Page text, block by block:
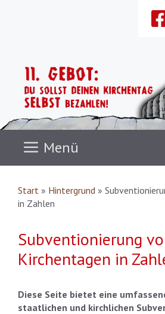
Menü
Start » Hintergrund »
in Zahlen
Subventionierung
Kirchentagen in
Diese Seite bietet eine
staatlichen und kirchlichen